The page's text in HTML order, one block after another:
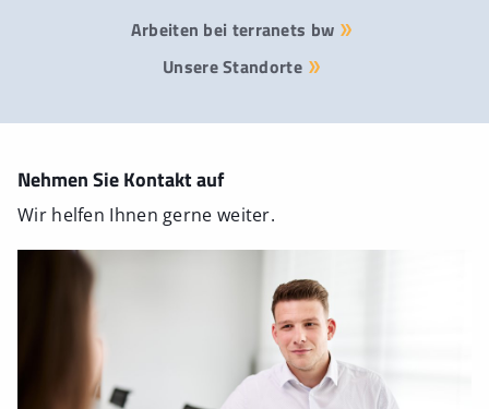
Arbeiten bei terranets bw
Unsere Standorte
Nehmen Sie Kontakt auf
Wir helfen Ihnen gerne weiter.